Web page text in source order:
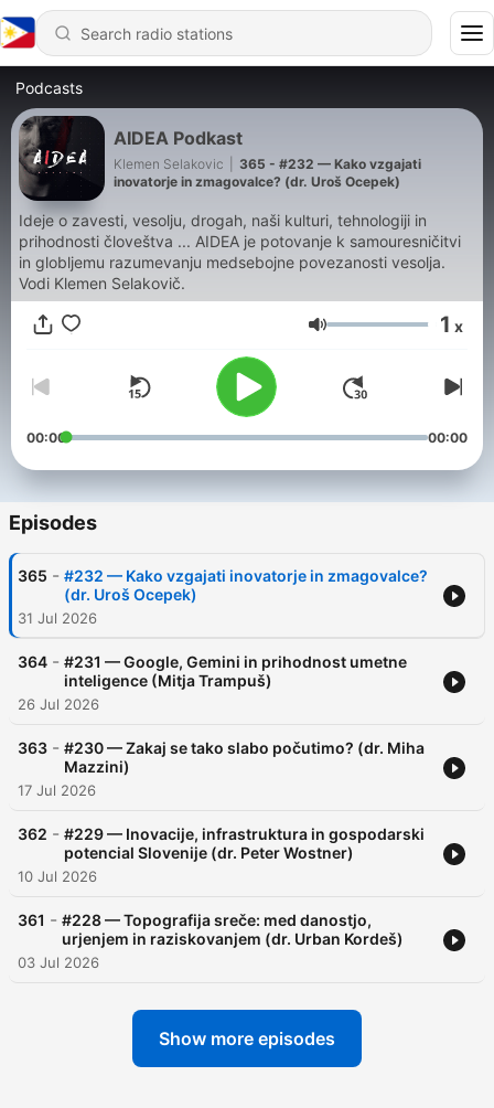
Podcasts
AIDEA Podkast
Klemen Selakovic
365 - #232 — Kako vzgajati
inovatorje in zmagovalce? (dr. Uroš Ocepek)
Ideje o zavesti, vesolju, drogah, naši kulturi, tehnologiji in
prihodnosti človeštva ... AIDEA je potovanje k samouresničitvi
in globljemu razumevanju medsebojne povezanosti vesolja.
Vodi Klemen Selakovič.
Volume 1 x
00:00 00:00
Episodes
365 - #232 — Kako vzgajati inovatorje in zmagovalce?
(dr. Uroš Ocepek)
31 Jul 2026
364 - #231 — Google, Gemini in prihodnost umetne
inteligence (Mitja Trampuš)
26 Jul 2026
363 - #230 — Zakaj se tako slabo počutimo? (dr. Miha
Mazzini)
17 Jul 2026
362 - #229 — Inovacije, infrastruktura in gospodarski
potencial Slovenije (dr. Peter Wostner)
10 Jul 2026
361 - #228 — Topografija sreče: med danostjo,
urjenjem in raziskovanjem (dr. Urban Kordeš)
03 Jul 2026
Show more episodes